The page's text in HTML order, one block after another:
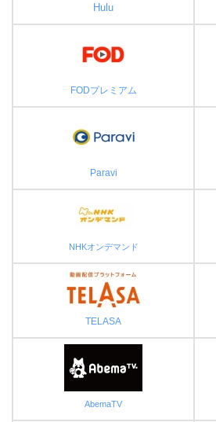
Hulu
FODプレミアム
Paravi
NHKオンデマンド
TELASA
AbemaTV